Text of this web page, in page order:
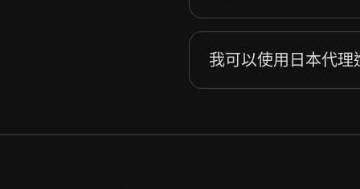
斯洛伐克
瑞典
我可以使用日本代理